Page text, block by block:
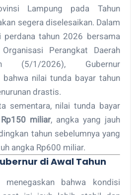
Lampung pada Tahun
segera diselesaikan. Dalam
perdana tahun 2026 bersama
Perangkat Daerah
(5/1/2026), Gubernur
bahwa nilai tunda bayar tahun
drastis.
sementara, nilai tunda bayar
Rp150 miliar, angka yang jauh
tahun sebelumnya yang
angka Rp600 miliar.
di Awal Tahun
menegaskan bahwa kondisi